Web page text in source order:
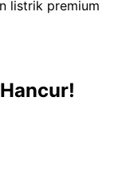
listrik premium